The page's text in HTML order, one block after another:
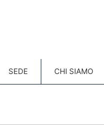
SEDE CHI SIAMO